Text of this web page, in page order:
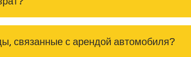
связанные с арендой автомобиля?